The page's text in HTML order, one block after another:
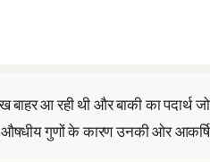
आ रही थी और बाकी का पदार्थ जो
गुणों के कारण उनकी ओर